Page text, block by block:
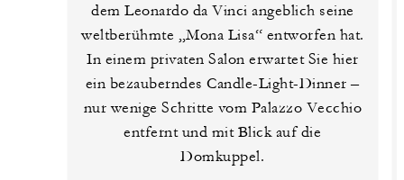
dem Leonardo da Vinci angeblich seine
weltberühmte „Mona Lisa“ entworfen hat.
In einem privaten Salon erwartet Sie hier
ein bezauberndes Candle-Light-Dinner –
nur wenige Schritte vom Palazzo Vecchio
entfernt und mit Blick auf die
Domkuppel.